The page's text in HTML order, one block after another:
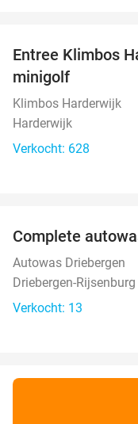
Entree Klimbos
minigolf
Klimbos Harderwijk
Harderwijk
Verkocht: 628
NEW
TODAY
Complete
Autowas Driebergen
Driebergen-
Verkocht: 13